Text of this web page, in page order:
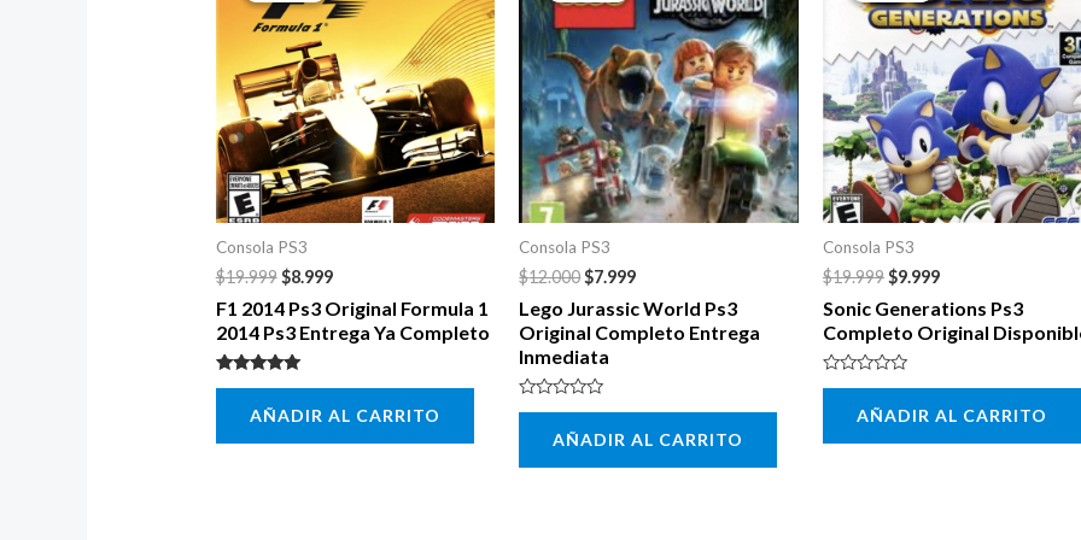
Consola PS3
$19.999
era:
$19.999.
$8.999
es:
F1 2014 Ps3 Original Formula 1
2014 Ps3 Entrega Ya Completo
Valorado con
AÑADIR AL CARRITO
Consola PS3
$12.000
$12.000.
$7.999
es:
$7.999.
Lego Jurassic World Ps3
Original Completo Entrega
Inmediata
Valorado
5
AÑADIR AL CARRITO
Consola PS3
$19.999
era:
$19.999.
$9.999
es:
$9.999.
Sonic Generations Ps3
Completo Original
Valorado
5
AÑADIR AL CARRITO